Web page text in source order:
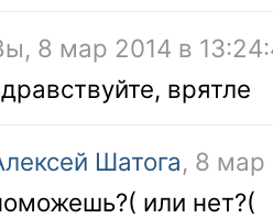
8 мар 2014 в
врятле
Шатога, 8 мар
или нет?(